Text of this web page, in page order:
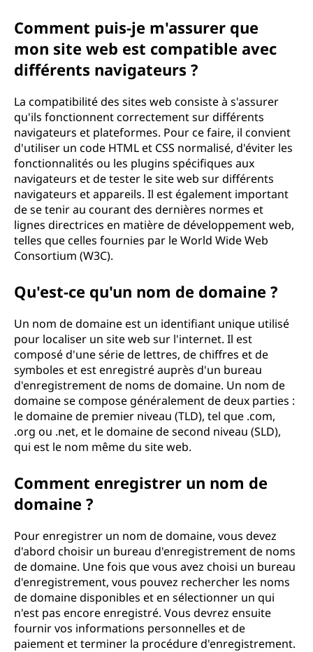
Comment puis-je m'assurer que
mon site web est compatible avec
différents navigateurs ?
La compatibilité des sites web consiste à s'assurer
qu'ils fonctionnent correctement sur différents
navigateurs et plateformes. Pour ce faire, il convient
d'utiliser un code HTML et CSS normalisé, d'éviter les
fonctionnalités ou les plugins spécifiques aux
navigateurs et de tester le site web sur différents
navigateurs et appareils. Il est également important
de se tenir au courant des dernières normes et
lignes directrices en matière de développement web,
telles que celles fournies par le World Wide Web
Consortium (W3C).
Qu'est-ce qu'un nom de domaine ?
Un nom de domaine est un identifiant unique utilisé
pour localiser un site web sur l'internet. Il est
composé d'une série de lettres, de chiffres et de
symboles et est enregistré auprès d'un bureau
d'enregistrement de noms de domaine. Un nom de
domaine se compose généralement de deux parties :
le domaine de premier niveau (TLD), tel que .com,
.org ou .net, et le domaine de second niveau (SLD),
qui est le nom même du site web.
Comment enregistrer un nom de
domaine ?
Pour enregistrer un nom de domaine, vous devez
d'abord choisir un bureau d'enregistrement de noms
de domaine. Une fois que vous avez choisi un bureau
d'enregistrement, vous pouvez rechercher les noms
de domaine disponibles et en sélectionner un qui
n'est pas encore enregistré. Vous devrez ensuite
fournir vos informations personnelles et de
paiement et terminer la procédure d'enregistrement.